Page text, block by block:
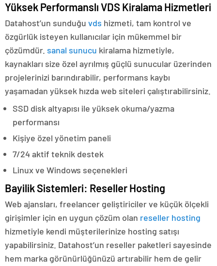
Yüksek Performanslı VDS Kiralama Hizmetleri
Datahost’un sunduğu vds hizmeti, tam kontrol ve
özgürlük isteyen kullanıcılar için mükemmel bir
çözümdür. sanal sunucu kiralama hizmetiyle,
kaynakları size özel ayrılmış güçlü sunucular üzerinden
projelerinizi barındırabilir, performans kaybı
yaşamadan yüksek hızda web siteleri çalıştırabilirsiniz.
SSD disk altyapısı ile yüksek okuma/yazma
performansı
Kişiye özel yönetim paneli
7/24 aktif teknik destek
Linux ve Windows seçenekleri
Bayilik Sistemleri: Reseller Hosting
Web ajansları, freelancer geliştiriciler ve küçük ölçekli
girişimler için en uygun çözüm olan reseller hosting
hizmetiyle kendi müşterilerinize hosting satışı
yapabilirsiniz. Datahost’un reseller paketleri sayesinde
hem marka görünürlüğünüzü artırabilir hem de gelir